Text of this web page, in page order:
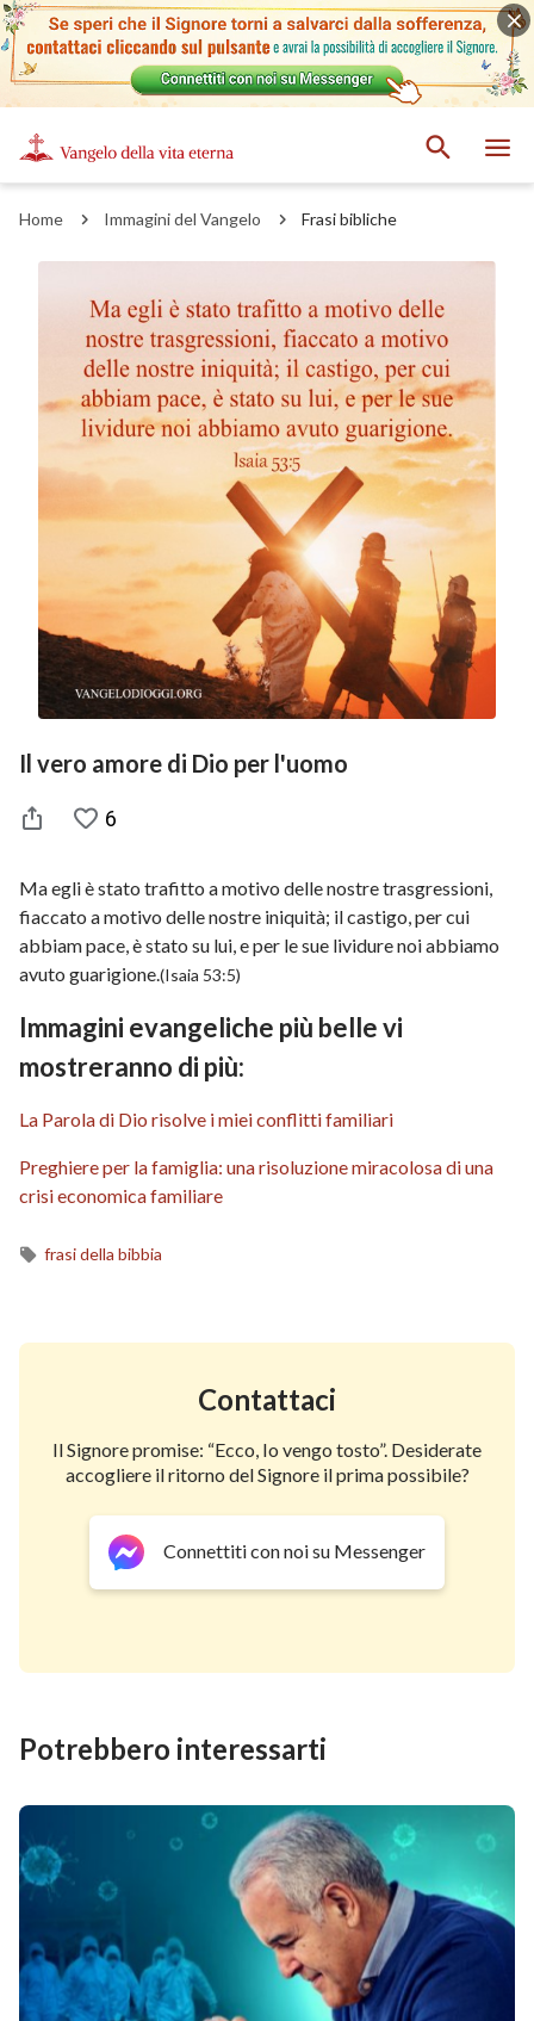
Home Immagini del Vangelo Frasi bibliche
Il vero amore di Dio per l'uomo
6
Ma egli è stato trafitto a motivo delle nostre trasgressioni,
fiaccato a motivo delle nostre iniquità; il castigo, per cui
abbiam pace, è stato su lui, e per le sue lividure noi abbiamo
avuto guarigione.(Isaia 53:5)
Immagini evangeliche più belle vi
mostreranno di più:
La Parola di Dio risolve i miei conflitti familiari
Preghiere per la famiglia: una risoluzione miracolosa di una
crisi economica familiare
frasi della bibbia
Contattaci
Il Signore promise: “Ecco, Io vengo tosto”. Desiderate
accogliere il ritorno del Signore il prima possibile?
Connettiti con noi su Messenger
Potrebbero interessarti